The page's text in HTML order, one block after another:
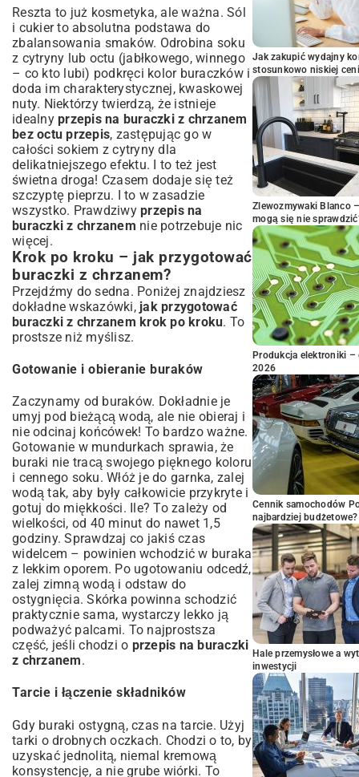
Reszta to już kosmetyka, ale ważna. Sól
i cukier to absolutna podstawa do
zbalansowania smaków. Odrobina soku
z cytryny lub octu (jabłkowego, winnego
– co kto lubi) podkręci kolor buraczków i
doda im charakterystycznej, kwaskowej
nuty. Niektórzy twierdzą, że istnieje
idealny przepis na buraczki z chrzanem
bez octu przepis, zastępując go w
całości sokiem z cytryny dla
delikatniejszego efektu. I to też jest
świetna droga! Czasem dodaje się też
szczyptę pieprzu. I to w zasadzie
wszystko. Prawdziwy przepis na
buraczki z chrzanem nie potrzebuje nic
więcej.
Krok po kroku – jak przygotować
buraczki z chrzanem?
Przejdźmy do sedna. Poniżej znajdziesz
dokładne wskazówki, jak przygotować
buraczki z chrzanem krok po kroku. To
prostsze niż myślisz.
Gotowanie i obieranie buraków
Zaczynamy od buraków. Dokładnie je
umyj pod bieżącą wodą, ale nie obieraj i
nie odcinaj końcówek! To bardzo ważne.
Gotowanie w mundurkach sprawia, że
buraki nie tracą swojego pięknego koloru
i cennego soku. Włóż je do garnka, zalej
wodą tak, aby były całkowicie przykryte i
gotuj do miękkości. Ile? To zależy od
wielkości, od 40 minut do nawet 1,5
godziny. Sprawdzaj co jakiś czas
widelcem – powinien wchodzić w buraka
z lekkim oporem. Po ugotowaniu odcedź,
zalej zimną wodą i odstaw do
ostygnięcia. Skórka powinna schodzić
praktycznie sama, wystarczy lekko ją
podważyć palcami. To najprostsza
część, jeśli chodzi o przepis na buraczki
z chrzanem.
Tarcie i łączenie składników
Gdy buraki ostygną, czas na tarcie. Użyj
tarki o drobnych oczkach. Chodzi o to, by
uzyskać jednolitą, niemal kremową
konsystencję, a nie grube wiórki. To
Jak zakupić wydajny
stosunkowo niskiej
Zlewozmywaki Blanco
mogą się nie
Produkcja elektroniki –
2026
Cennik samochodów
najbardziej budżetowe?
Hale przemysłowe a
inwestycji